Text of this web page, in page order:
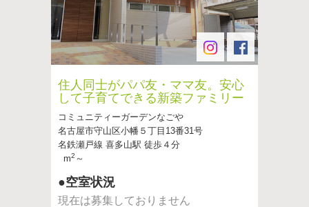
住人同士がパパ友・ママ友。安心
して子育てできる新築ファミリー
マンション
コミュニティーガーデンなごや
名古屋市守山区小幡５丁目13番31号
名鉄瀬戸線 喜多山駅 徒歩４分
m2 ～
●空室状況
現在は募集しておりません